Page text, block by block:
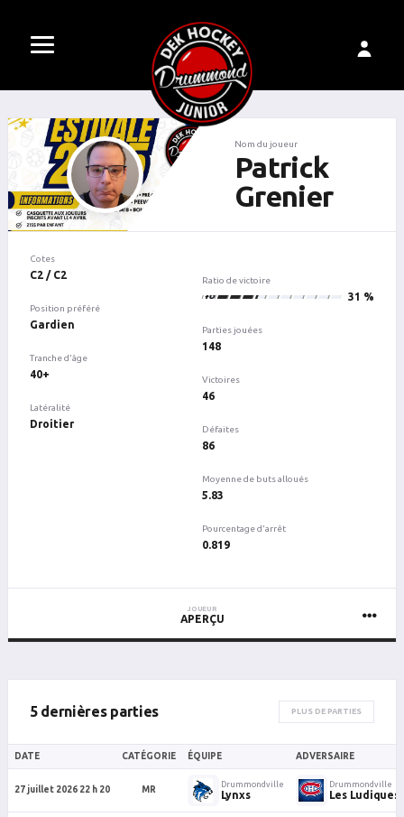
Nom du joueur
Patrick
Grenier
Cotes
C2 / C2
Position préféré
Gardien
Tranche d'âge
40+
Latéralité
Droitier
Ratio de victoire
46 31 %
Parties jouées
148
Victoires
46
Défaites
86
Moyenne de buts alloués
5.83
Pourcentage d'arrêt
0.819
JOUEUR
APERÇU
5 dernières parties PLUS DE PARTIES
DATE CATÉGORIE ÉQUIPE ADVERSAIRE
27 juillet 2026 22 h 20 MR
Drummondville
Lynxs
Drummondville
Les Ludiques